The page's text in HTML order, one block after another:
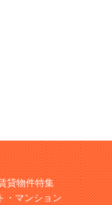
貸物件特集
・マンション